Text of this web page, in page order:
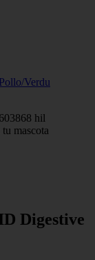
Verdu
hil
mascota
Digestive